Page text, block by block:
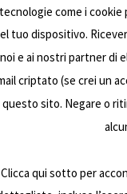
tecnologie come i cookie
tuo dispositivo.
noi e ai nostri partner di
criptato (se crei un
questo sito. Negare o
Clicca qui sotto per